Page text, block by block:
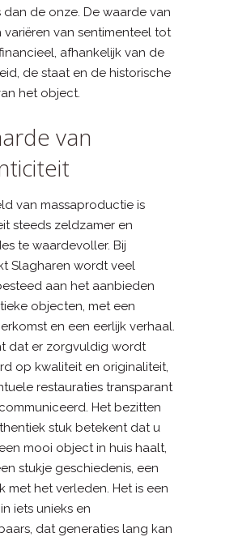
dan de onze. De waarde van
variëren van sentimenteel tot
afhankelijk van de
de staat en de historische
het object.
van
van massaproductie is
steeds zeldzamer en
te waardevoller. Bij
Slagharen wordt veel
aan het aanbieden
objecten, met een
en een eerlijk verhaal.
dat er zorgvuldig wordt
op kwaliteit en originaliteit,
restauraties transparant
Het bezitten
stuk betekent dat u
mooi object in huis haalt,
stukje geschiedenis, een
met het verleden. Het is een
iets unieks en
dat generaties lang kan